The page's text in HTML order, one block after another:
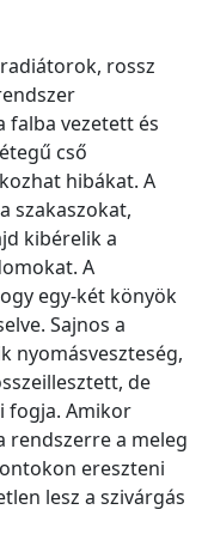
rossz
falba vezetett és
cső
hibákat. A
szakaszokat,
kibérelik a
A
egy-két könyök
Sajnos a
nyomásveszteség,
de
fogja. Amikor
rendszerre a meleg
ereszteni
lesz a szivárgás